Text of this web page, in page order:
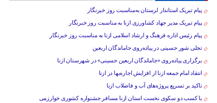
پیام تبریک استاندار لرستان به‌مناسبت روز خبرنگار
پیام تبریک مدیر جهاد کشاورزی ازنا به مناسبت روز خبرنگار
پیام رئیس اداره فرهنگ و ارشاد اسلامی ازنا به مناسبت روز خبرنگار
تجلی شور حسینی در پیاده‌روی جاماندگان اربعین
برگزاری پیاده‌روی «جاماندگان اربعین حسینی» در شهرستان ازنا
انتقاد امام جمعه ازنا از افزایش اجاره‌بها در ازنا
تاکید بر تسریع پروژه‌های آب و فاضلاب ازنا
با کسب دو سکوی نخست استان ازنا مسافر جشنواره کشوری خوارزمی